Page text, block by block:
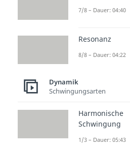
Dauer: 04:25
7/8 – Dauer: 04:40
Resonanz
8/8 – Dauer: 04:22
Dynamik
Schwingungsarten
Harmonische
Schwingung
1/3 – Dauer: 05:43